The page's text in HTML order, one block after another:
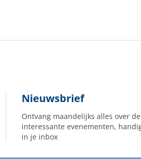
Nieuwsbrief
Ontvang maandelijks alles over
interessante evenementen,
in je inbox